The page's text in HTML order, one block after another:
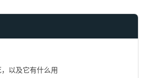
以及它有什么用